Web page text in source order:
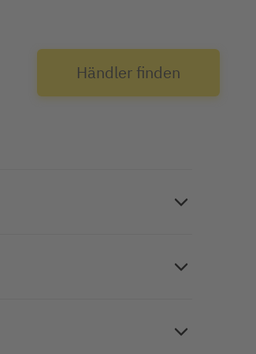
Händler finden
Clothes" (Motiv: Wäscheleine
passender, gummierter